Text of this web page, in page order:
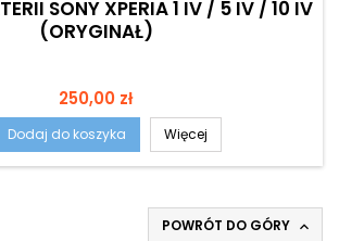
SONY XPERIA 1 IV / 5 IV / 10 IV
(ORYGINAŁ)
Cena
250,00 zł
Dodaj do koszyka Więcej
POWRÓT DO GÓRY 